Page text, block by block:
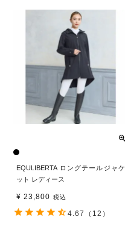
EQULIBERTA ロングテールジャケ
ット レディース
¥ 23,800 税込
4.67 （12）